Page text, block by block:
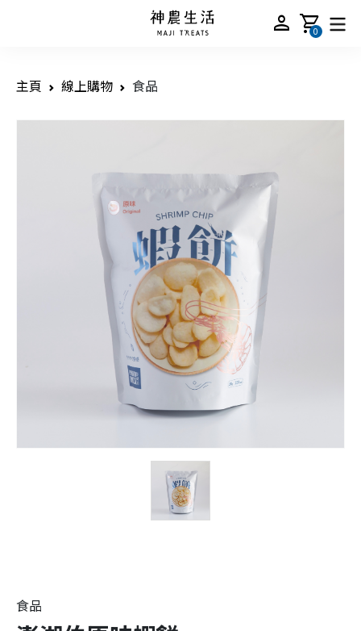
person shopping_cart
0
主頁 線上購物 食品
食品